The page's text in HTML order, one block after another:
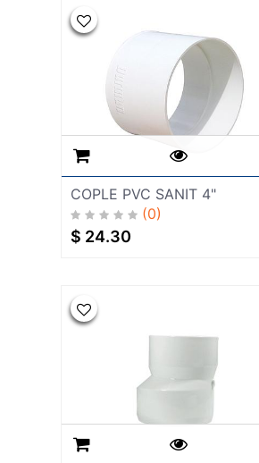
COPLE PVC SANIT 4"
(0)
$ 24.30